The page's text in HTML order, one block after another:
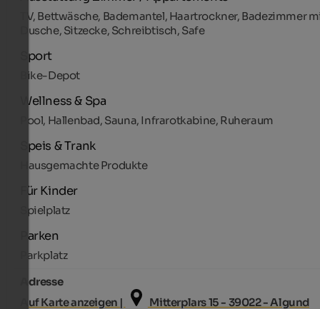
TV, Bettwäsche, Bademantel, Haartrockner, Badezimmer
Dusche, Sitzecke, Schreibtisch, Safe
Sport
Bike-Depot
Wellness & Spa
Pool, Hallenbad, Sauna, Infrarotkabine, Ruheraum
Speis & Trank
Hausgemachte Produkte
Für Kinder
Spielplatz
Parken
Parkplatz
Adresse
Auf Karte anzeigen |
Mitterplars 15 - 39022 - Algund